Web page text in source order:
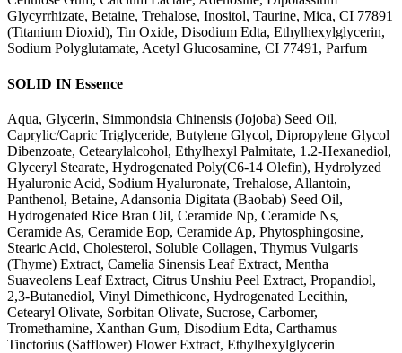
Glycyrrhizate, Betaine, Trehalose, Inositol, Taurine, Mica, CI 77891
(Titanium Dioxid), Tin Oxide, Disodium Edta, Ethylhexylglycerin,
Sodium Polyglutamate, Acetyl Glucosamine, CI 77491, Parfum
SOLID IN Essence
Aqua, Glycerin, Simmondsia Chinensis (Jojoba) Seed Oil,
Caprylic/Capric Triglyceride, Butylene Glycol, Dipropylene Glycol
Dibenzoate, Cetearylalcohol, Ethylhexyl Palmitate, 1.2-Hexanediol,
Glyceryl Stearate, Hydrogenated Poly(C6-14 Olefin), Hydrolyzed
Hyaluronic Acid, Sodium Hyaluronate, Trehalose, Allantoin,
Panthenol, Betaine, Adansonia Digitata (Baobab) Seed Oil,
Hydrogenated Rice Bran Oil, Ceramide Np, Ceramide Ns,
Ceramide As, Ceramide Eop, Ceramide Ap, Phytosphingosine,
Stearic Acid, Cholesterol, Soluble Collagen, Thymus Vulgaris
(Thyme) Extract, Camelia Sinensis Leaf Extract, Mentha
Suaveolens Leaf Extract, Citrus Unshiu Peel Extract, Propandiol,
2,3-Butanediol, Vinyl Dimethicone, Hydrogenated Lecithin,
Cetearyl Olivate, Sorbitan Olivate, Sucrose, Carbomer,
Tromethamine, Xanthan Gum, Disodium Edta, Carthamus
Tinctorius (Safflower) Flower Extract, Ethylhexylglycerin